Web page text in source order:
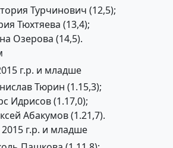
Турчинович (12,5);
Тюхтяева (13,4);
Озерова (14,5).
г.р. и младше
Тюрин (1.15,3);
Идрисов (1.17,0);
Абакумов (1.21,7).
г.р. и младше